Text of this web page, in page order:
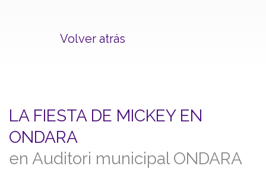
Volver atrás
LA FIESTA DE MICKEY EN
ONDARA
en Auditori municipal ONDARA